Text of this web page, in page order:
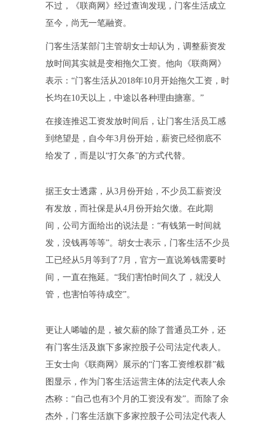
不过，《联商网》经过查询发现，门客生活成立
至今，尚无一笔融资。
门客生活某部门主管胡女士却认为，调整薪资发
放时间其实就是变相拖欠工资。他向《联商网》
表示：“门客生活从2018年10月开始拖欠工资，时
长均在10天以上，中途以各种理由搪塞。”
在接连推迟工资发放时间后，让门客生活员工感
到绝望是，自今年3月份开始，薪资已经彻底不
给发了，而是以“打欠条”的方式代替。
据王女士透露，从3月份开始，不少员工薪资没
有发放，而社保是从4月份开始欠缴。在此期
间，公司方面给出的说法是：“有钱第一时间就
发，没钱再等等”。胡女士表示，门客生活不少员
工已经从5月等到了7月，官方一直说筹钱需要时
间，一直在拖延。“我们害怕时间久了，就没人
管，也害怕等待成空”。
更让人唏嘘的是，被欠薪的除了普通员工外，还
有门客生活及旗下多家控股子公司法定代表人。
王女士向《联商网》展示的“门客工资维权群”截
图显示，作为门客生活运营主体的法定代表人余
杰称：“自己也有3个月的工资没有发”。而除了余
杰外，门客生活旗下多家控股子公司法定代表人